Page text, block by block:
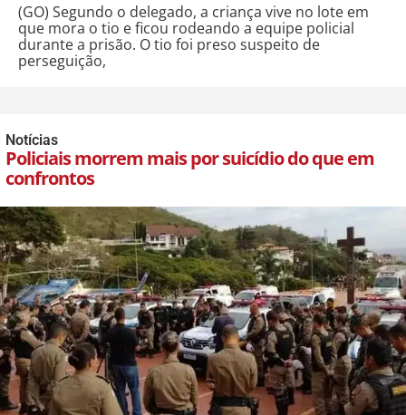
(GO) Segundo o delegado, a criança vive no lote em
que mora o tio e ficou rodeando a equipe policial
durante a prisão. O tio foi preso suspeito de
perseguição,
Notícias
Policiais morrem mais por suicídio do que em
confrontos